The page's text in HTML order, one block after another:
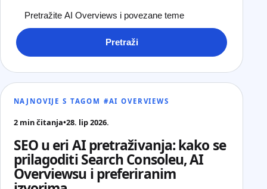
Pretraži
NAJNOVIJE S TAGOM #AI OVERVIEWS
2 min čitanja•28. lip 2026.
SEO u eri AI pretraživanja: kako se
prilagoditi Search Consoleu, AI
Overviewsu i preferiranim